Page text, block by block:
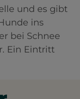
und es gibt
ins
bei Schnee
Ein Eintritt